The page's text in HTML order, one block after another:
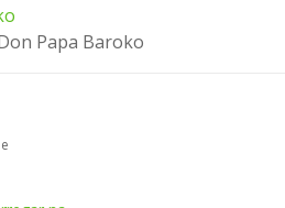
Papa Baroko